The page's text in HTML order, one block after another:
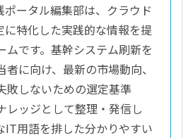
ポータル編集部は、クラウド
に特化した実践的な情報を提
ムです。基幹システム刷新を
に向け、最新の市場動向、
敗しないための選定基準
レッジとして整理・発信し
IT用語を排した分かりやすい